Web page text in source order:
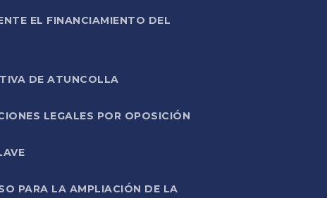
EL FINANCIAMIENTO DEL
DE ATUNCOLLA
LEGALES POR OPOSICIÓN
PARA LA AMPLIACIÓN DE LA